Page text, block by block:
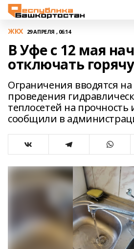
ЖКХ 29 АПРЕЛЯ , 06:14
В Уфе с 12 мая
отключать
Ограничения вводятся
проведения
теплосетей на прочность
сообщили в